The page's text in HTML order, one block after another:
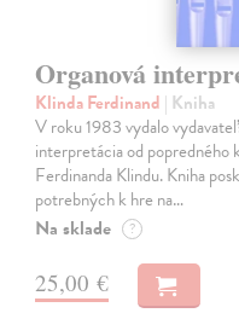
Organová
Klinda Ferdinand | Kniha
V roku 1983 vydalo
interpretácia od popredného
Ferdinanda Klindu. Kniha
potrebných k hre na…
Na sklade ?
25,00 €